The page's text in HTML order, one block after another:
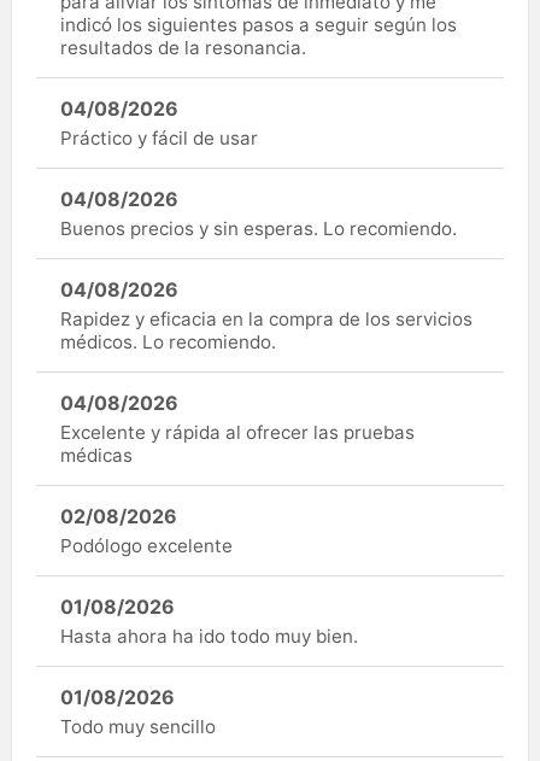
indicó los siguientes pasos a seguir según los
resultados de la resonancia.
04/08/2026
Práctico y fácil de usar
04/08/2026
Buenos precios y sin esperas. Lo recomiendo.
04/08/2026
Rapidez y eficacia en la compra de los servicios
médicos. Lo recomiendo.
04/08/2026
Excelente y rápida al ofrecer las pruebas
médicas
02/08/2026
Podólogo excelente
01/08/2026
Hasta ahora ha ido todo muy bien.
01/08/2026
Todo muy sencillo